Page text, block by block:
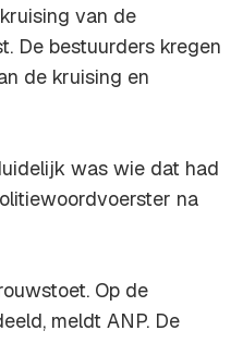
van de
De bestuurders kregen
de kruising en
was wie dat had
na
Op de
meldt ANP. De